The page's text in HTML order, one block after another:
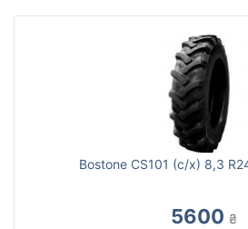
Bostone CS101 (с/х) 8,3
5600 ₴